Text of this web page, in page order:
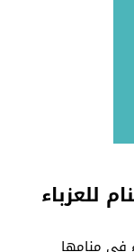
للعزباء
في منامها